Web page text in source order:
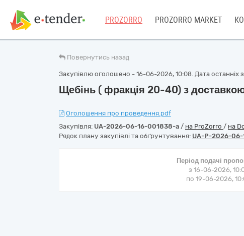
PROZORRO PROZORRO MARKET
Повернутись назад
Закупівлю оголошено - 16-06-2026, 10:08. Дата останніх
Щебінь ( фракція 20-40) з
Оголошення про проведення.pdf
Закупівля: UA-2026-06-16-001838-a / на ProZorro / на
Рядок плану закупівлі та обґрунтування: UA-P-2026-
Період подачі
з 16-06-2026,
по 19-06-2026,